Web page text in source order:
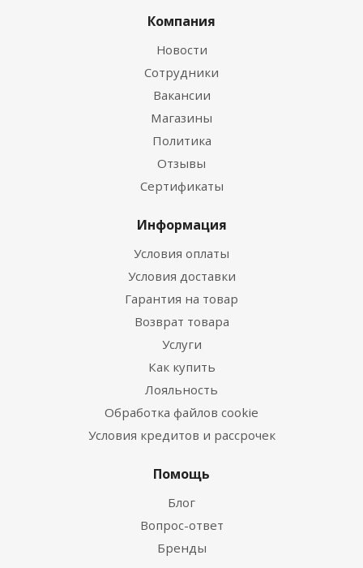
Компания
Новости
Сотрудники
Вакансии
Магазины
Политика
Отзывы
Сертификаты
Информация
Условия оплаты
Условия доставки
Гарантия на товар
Возврат товара
Услуги
Как купить
Лояльность
Обработка файлов cookie
Условия кредитов и рассрочек
Помощь
Блог
Вопрос-ответ
Бренды